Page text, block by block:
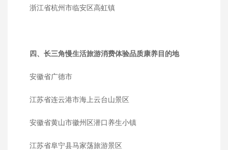
浙江省杭州市临安区高虹镇
四、长三角慢生活旅游消费体验品质康养目的地
安徽省广德市
江苏省连云港市海上云台山景区
安徽省黄山市徽州区潜口养生小镇
江苏省阜宁县马家荡旅游景区